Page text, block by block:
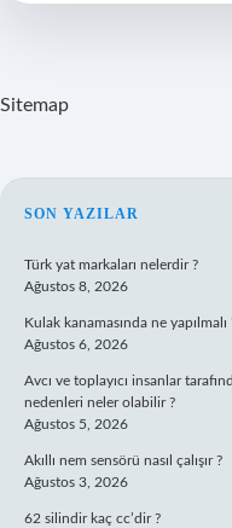
?
Sitemap
SIDEBAR
SON YAZILAR
Türk yat markaları nelerdir ?
Ağustos 8, 2026
Kulak kanamasında ne yapılmalı
Ağustos 6, 2026
Avcı ve toplayıcı insanlar
nedenleri neler olabilir ?
Ağustos 5, 2026
Akıllı nem sensörü nasıl çalışır ?
Ağustos 3, 2026
62 silindir kaç cc’dir ?